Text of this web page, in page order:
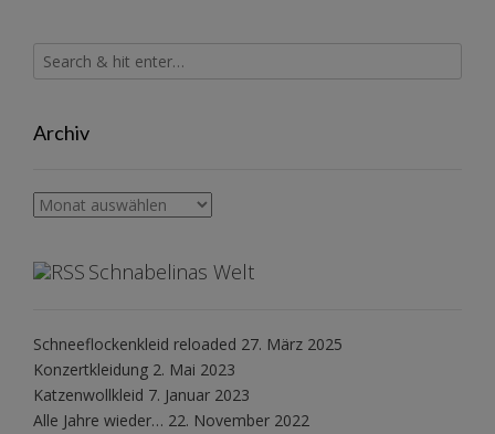
Archiv
Archiv
Schnabelinas Welt
Schneeflockenkleid reloaded 27. März 2025
Konzertkleidung 2. Mai 2023
Katzenwollkleid 7. Januar 2023
Alle Jahre wieder… 22. November 2022